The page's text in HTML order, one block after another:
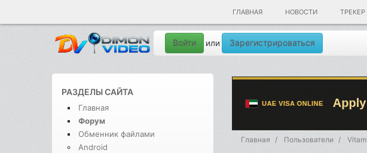
ГЛАВНАЯ НОВОСТИ ТРЕКЕР
Войти или Зарегистрироваться
РАЗДЕЛЫ САЙТА
Главная
Форум
Обменник файлами
Android
Главная Пользователи Vitam